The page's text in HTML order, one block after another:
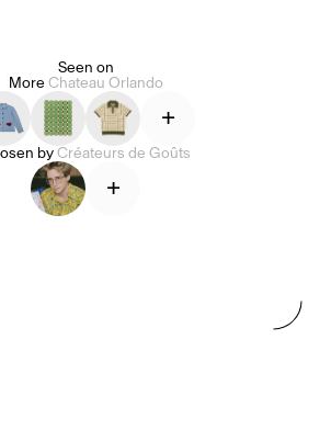
Arman Naféei James Massiah
Seen on
More Chateau Orlando
+
byCréateurs de Goûts
+